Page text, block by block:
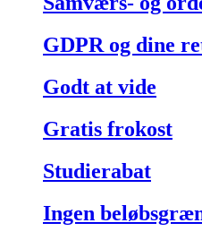
GDPR og dine
Godt at vide
Gratis frokost
Studierabat
Ingen